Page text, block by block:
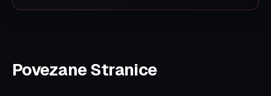
Povezane Stranice